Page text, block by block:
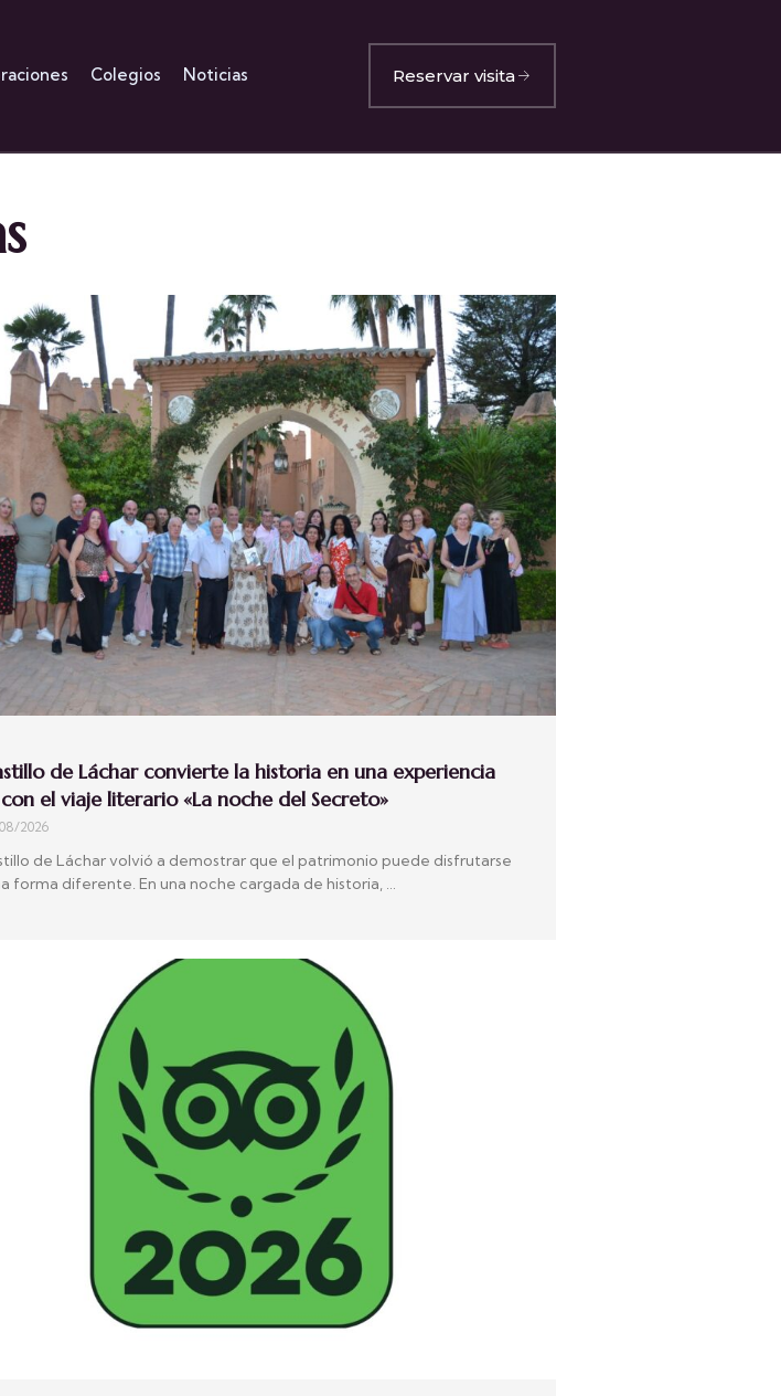
Colegios Noticias Reservar visita
de Láchar convierte la historia en una experiencia
el viaje literario «La noche del Secreto»
2026
de Láchar volvió a demostrar que el patrimonio puede disfrutarse
forma diferente. En una noche cargada de historia, …